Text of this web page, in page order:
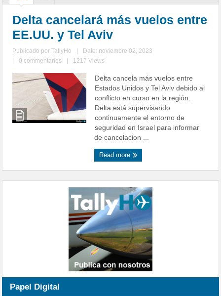
Delta cancelará más vuelos entre
EE.UU. y Tel Aviv
Publicado porTallyHo
Date: noviembre 02, 2023
0 commentarios 1217 Views
Delta cancela más vuelos entre
Estados Unidos y Tel Aviv debido al
conflicto en curso en la región.
Delta está supervisando
continuamente el entorno de
seguridad en Israel para informar
de cancelacion ...
Read more
Papel Digital